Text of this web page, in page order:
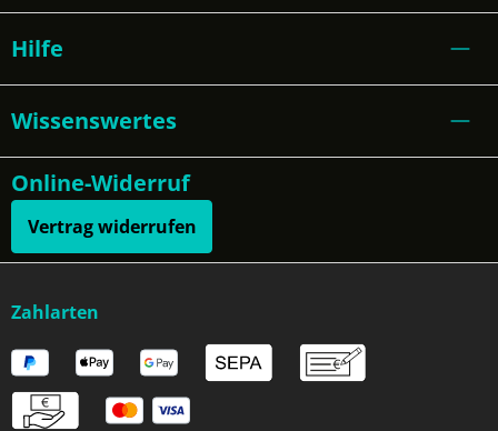
Hilfe
Wissenswertes
Online-Widerruf
Vertrag widerrufen
Zahlarten